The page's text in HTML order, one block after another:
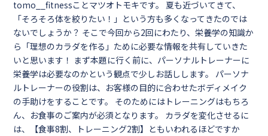
tomo__fitnessことマツオトモキです。 夏も近づいてきて、
「そろそろ体を絞りたい！」という方も多くなってきたのでは
ないでしょうか？ そこで今回から2回にわたり、栄養学の知識か
ら「理想のカラダを作る」ために必要な情報を共有していきた
いと思います！ まず本題に行く前に、パーソナルトレーナーに
栄養学は必要なのかという観点で少しお話しします。 パーソナ
ルトレーナーの役割は、お客様の目的に合わせたボディメイク
の手助けをすることです。 そのためにはトレーニングはもちろ
ん、お食事のご案内が必須となります。 カラダを変化させるに
は、【食事8割、トレーニング2割】ともいわれるほどですか